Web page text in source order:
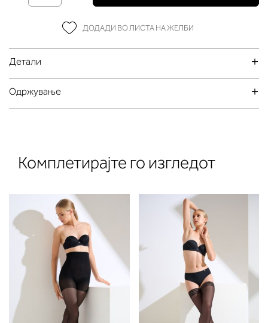
ДОДАДИ ВО ЛИСТА НА ЖЕЛБИ
Детали
Oдржување
Комплетирајте го изгледот